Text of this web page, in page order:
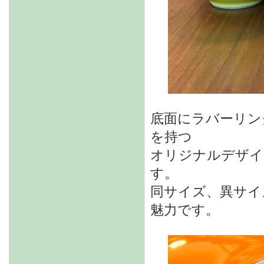
底面にラバーリ
を持つ
オリジナルデザ
す。
同サイズ、異サ
魅力です。